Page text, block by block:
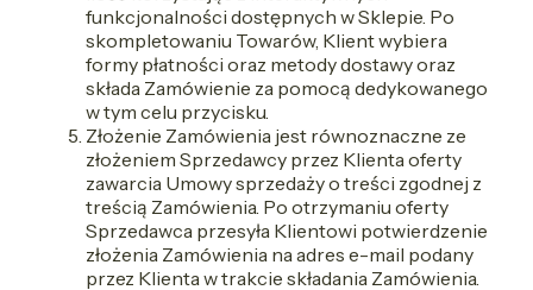
funkcjonalności dostępnych w Sklepie. Po
skompletowaniu Towarów, Klient wybiera
formy płatności oraz metody dostawy oraz
składa Zamówienie za pomocą dedykowanego
w tym celu przycisku.
Złożenie Zamówienia jest równoznaczne ze
złożeniem Sprzedawcy przez Klienta oferty
zawarcia Umowy sprzedaży o treści zgodnej z
treścią Zamówienia. Po otrzymaniu oferty
Sprzedawca przesyła Klientowi potwierdzenie
złożenia Zamówienia na adres e-mail podany
przez Klienta w trakcie składania Zamówienia.